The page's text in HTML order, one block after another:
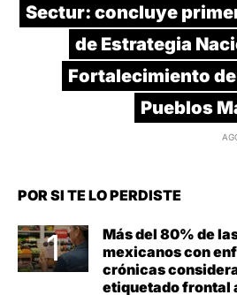
Sectur: concluye
de Estrategia
Fortalecimiento de
Pueblos
POR SI TE LO PERDISTE
Más del 80% de
mexicanos con
crónicas
etiquetado frontal